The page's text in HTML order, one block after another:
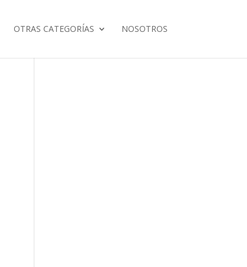
OTRAS CATEGORÍAS NOSOTROS